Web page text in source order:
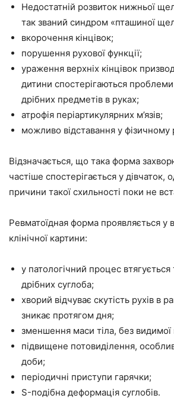
Недостатній розвиток нижньої
так званий синдром «пташиної
вкорочення кінцівок;
порушення рухової функції;
ураження верхніх кінцівок
дитини спостерігаються
дрібних предметів в руках;
атрофія періартикулярних м’язів;
можливо відставання у фізичному
Відзначається, що така форма
частіше спостерігається у дівчаток,
причини такої схильності поки не
Ревматоїдная форма проявляється у
клінічної картини:
у патологічний процес втягується
дрібних суглоба;
хворий відчуває скутість рухів в
зникає протягом дня;
зменшення маси тіла, без
підвищене потовиділення,
доби;
періодичні приступи гарячки;
S-подібна деформація суглобів.